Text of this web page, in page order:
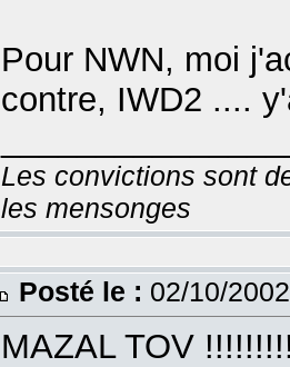
Pour NWN, moi
contre, IWD2 ....
Les convictions sont
les mensonges
Posté le : 02/10/
MAZAL TOV